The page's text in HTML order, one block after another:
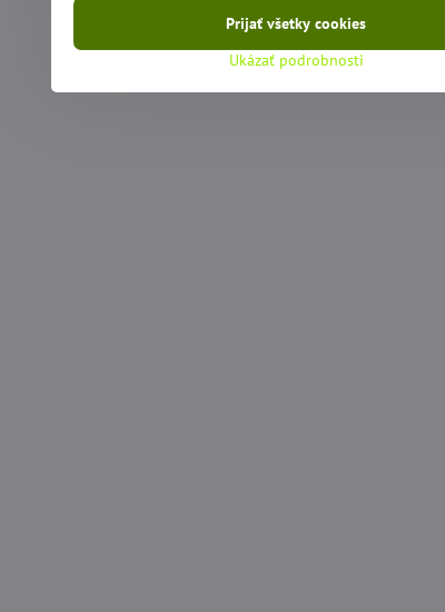
Ukázať podrobnosti
Prijať všetky cookies